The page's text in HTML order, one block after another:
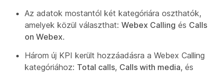
Az adatok mostantól két kategóriára oszthatók,
amelyek közül választhat: Webex Calling és Calls
on Webex.
Három új KPI került hozzáadásra a Webex Calling
kategóriához: Total calls, Calls with media, és